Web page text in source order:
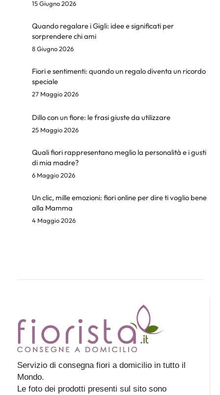
15 Giugno 2026
Quando regalare i Gigli: idee e significati per
sorprendere chi ami
8 Giugno 2026
Fiori e sentimenti: quando un regalo diventa un ricordo
speciale
27 Maggio 2026
Dillo con un fiore: le frasi giuste da utilizzare
25 Maggio 2026
Quali fiori rappresentano meglio la personalità e i gusti
di mia madre?
6 Maggio 2026
Un clic, mille emozioni: fiori online per dire ti voglio bene
alla Mamma
4 Maggio 2026
Servizio di consegna fiori a domicilio in tutto il
Mondo.
Le foto dei prodotti presenti sul sito sono